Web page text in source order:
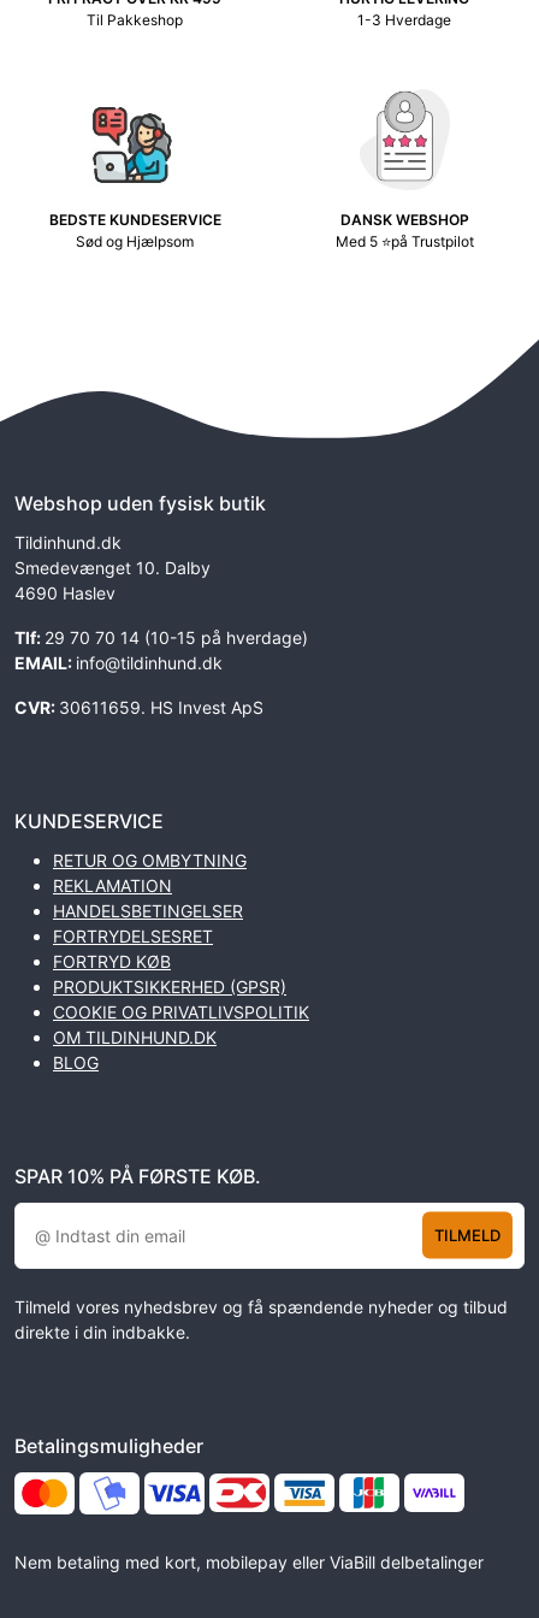
Til Pakkeshop
1-3 Hverdage
BEDSTE KUNDESERVICE
Sød og Hjælpsom
DANSK WEBSHOP
Med 5 ⭐på Trustpilot
Webshop uden fysisk butik
Tildinhund.dk
Smedevænget 10. Dalby
4690 Haslev
Tlf: 29 70 70 14 (10-15 på hverdage)
EMAIL: info@tildinhund.dk
CVR: 30611659. HS Invest ApS
KUNDESERVICE
RETUR OG OMBYTNING
REKLAMATION
HANDELSBETINGELSER
FORTRYDELSESRET
FORTRYD KØB
PRODUKTSIKKERHED (GPSR)
COOKIE OG PRIVATLIVSPOLITIK
OM TILDINHUND.DK
BLOG
SPAR 10% PÅ FØRSTE KØB.
TILMELD
Tilmeld vores nyhedsbrev og få spændende nyheder og tilbud
direkte i din indbakke.
Betalingsmuligheder
Nem betaling med kort, mobilepay eller ViaBill delbetalinger